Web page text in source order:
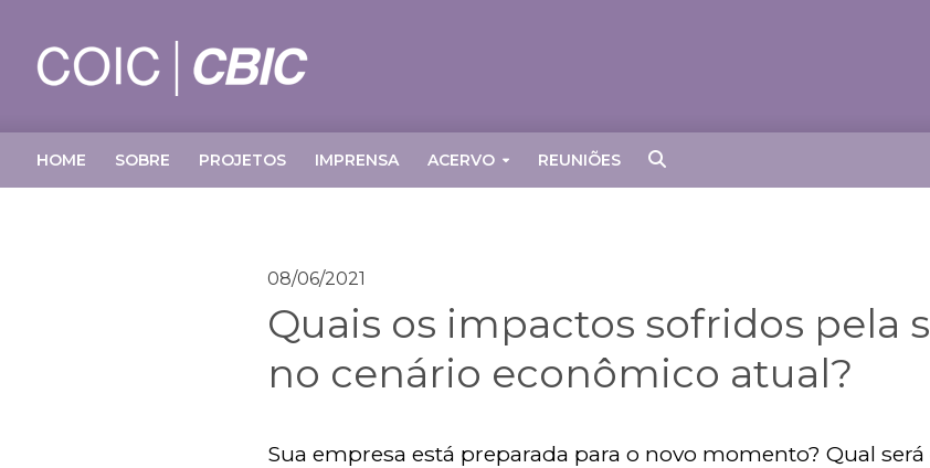
HOME SOBRE PROJETOS IMPRENSA ACERVO REUNIÕES
08/06/2021
Quais os impactos sofridos pela
no cenário econômico atual?
Sua empresa está preparada para o novo momento? Qual